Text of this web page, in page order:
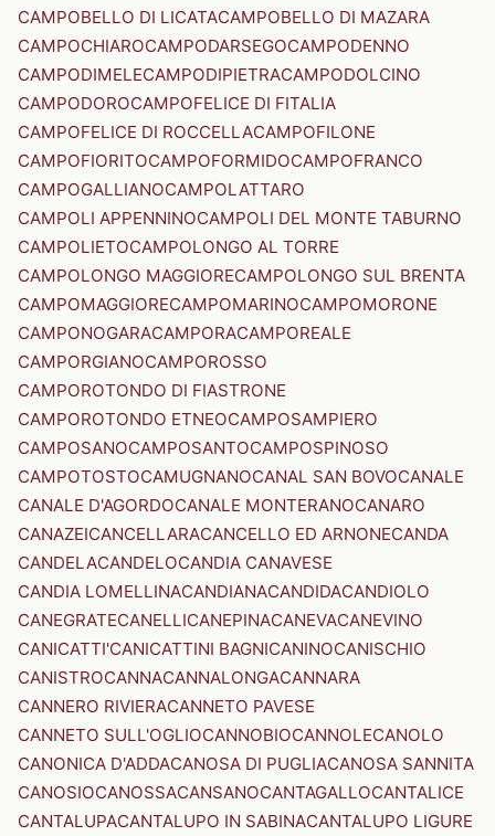
CAMPOBELLO DI LICATACAMPOBELLO DI MAZARA
CAMPOCHIAROCAMPODARSEGOCAMPODENNO
CAMPODIMELECAMPODIPIETRACAMPODOLCINO
CAMPODOROCAMPOFELICE DI FITALIA
CAMPOFELICE DI ROCCELLACAMPOFILONE
CAMPOFIORITOCAMPOFORMIDOCAMPOFRANCO
CAMPOGALLIANOCAMPOLATTARO
CAMPOLI APPENNINOCAMPOLI DEL MONTE TABURNO
CAMPOLIETOCAMPOLONGO AL TORRE
CAMPOLONGO MAGGIORECAMPOLONGO SUL BRENTA
CAMPOMAGGIORECAMPOMARINOCAMPOMORONE
CAMPONOGARACAMPORACAMPOREALE
CAMPORGIANOCAMPOROSSO
CAMPOROTONDO DI FIASTRONE
CAMPOROTONDO ETNEOCAMPOSAMPIERO
CAMPOSANOCAMPOSANTOCAMPOSPINOSO
CAMPOTOSTOCAMUGNANOCANAL SAN BOVOCANALE
CANALE D'AGORDOCANALE MONTERANOCANARO
CANAZEICANCELLARACANCELLO ED ARNONECANDA
CANDELACANDELOCANDIA CANAVESE
CANDIA LOMELLINACANDIANACANDIDACANDIOLO
CANEGRATECANELLICANEPINACANEVACANEVINO
CANICATTI'CANICATTINI BAGNICANINOCANISCHIO
CANISTROCANNACANNALONGACANNARA
CANNERO RIVIERACANNETO PAVESE
CANNETO SULL'OGLIOCANNOBIOCANNOLECANOLO
CANONICA D'ADDACANOSA DI PUGLIACANOSA SANNITA
CANOSIOCANOSSACANSANOCANTAGALLOCANTALICE
CANTALUPACANTALUPO IN SABINACANTALUPO LIGURE